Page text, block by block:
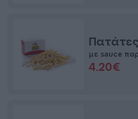
με sauce
4.20€